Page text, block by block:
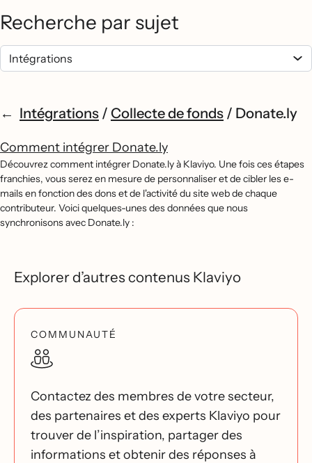
Recherche par sujet
Intégrations / Collecte de fonds / Donate.ly
Comment intégrer Donate.ly
Découvrez comment intégrer Donate.ly à Klaviyo. Une fois ces étapes
franchies, vous serez en mesure de personnaliser et de cibler les e-
mails en fonction des dons et de l'activité du site web de chaque
contributeur. Voici quelques-unes des données que nous
synchronisons avec Donate.ly :
Explorer d’autres contenus Klaviyo
COMMUNAUTÉ
Contactez des membres de votre secteur,
des partenaires et des experts Klaviyo pour
trouver de l’inspiration, partager des
informations et obtenir des réponses à